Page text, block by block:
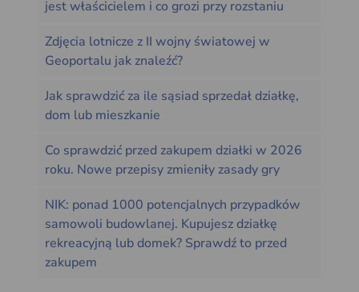
jest właścicielem i co grozi przy rozstaniu
Zdjęcia lotnicze z II wojny światowej w
Geoportalu jak znaleźć?
Jak sprawdzić za ile sąsiad sprzedał działkę,
dom lub mieszkanie
Co sprawdzić przed zakupem działki w 2026
roku. Nowe przepisy zmieniły zasady gry
NIK: ponad 1000 potencjalnych przypadków
samowoli budowlanej. Kupujesz działkę
rekreacyjną lub domek? Sprawdź to przed
zakupem